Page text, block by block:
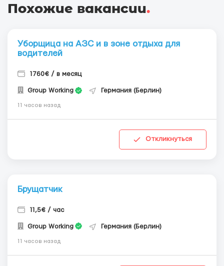
Похожие вакансии.
Уборщица на АЗС и в зоне отдыха для
водителей
1760€ / в месяц
Group Working Германия (Берлин)
11 часов назад
Откликнуться
Брущатчик
11,5€ / час
Group Working Германия (Берлин)
11 часов назад